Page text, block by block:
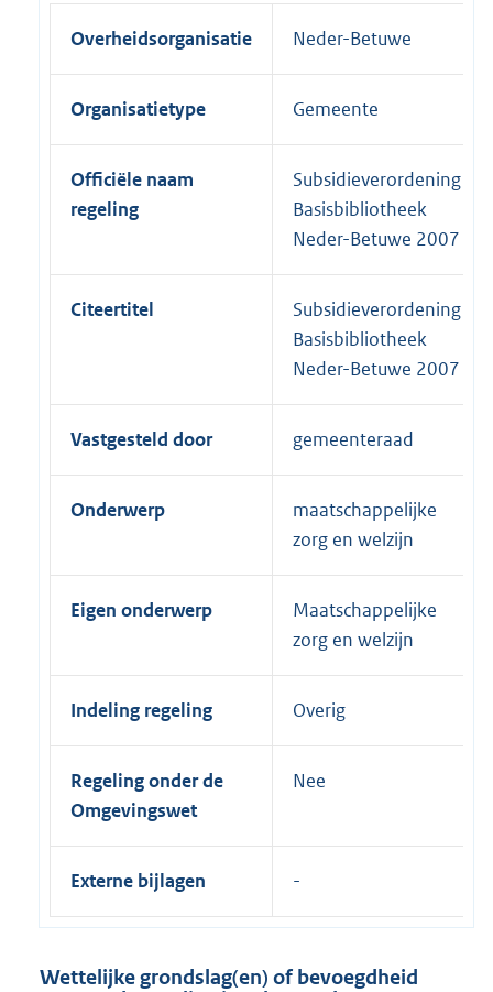
Overheidsorganisatie Neder-Betuwe
Organisatietype Gemeente
Officiële naam
regeling
Subsidieverordening
Basisbibliotheek
Neder-Betuwe 2007
Citeertitel
Subsidieverordening
Basisbibliotheek
Neder-Betuwe 2007
Vastgesteld door gemeenteraad
Onderwerp
maatschappelijke
zorg en welzijn
Eigen onderwerp
Maatschappelijke
zorg en welzijn
Indeling regeling Overig
Regeling onder de
Omgevingswet
Nee
Externe bijlagen
Wettelijke grondslag(en) of bevoegdheid